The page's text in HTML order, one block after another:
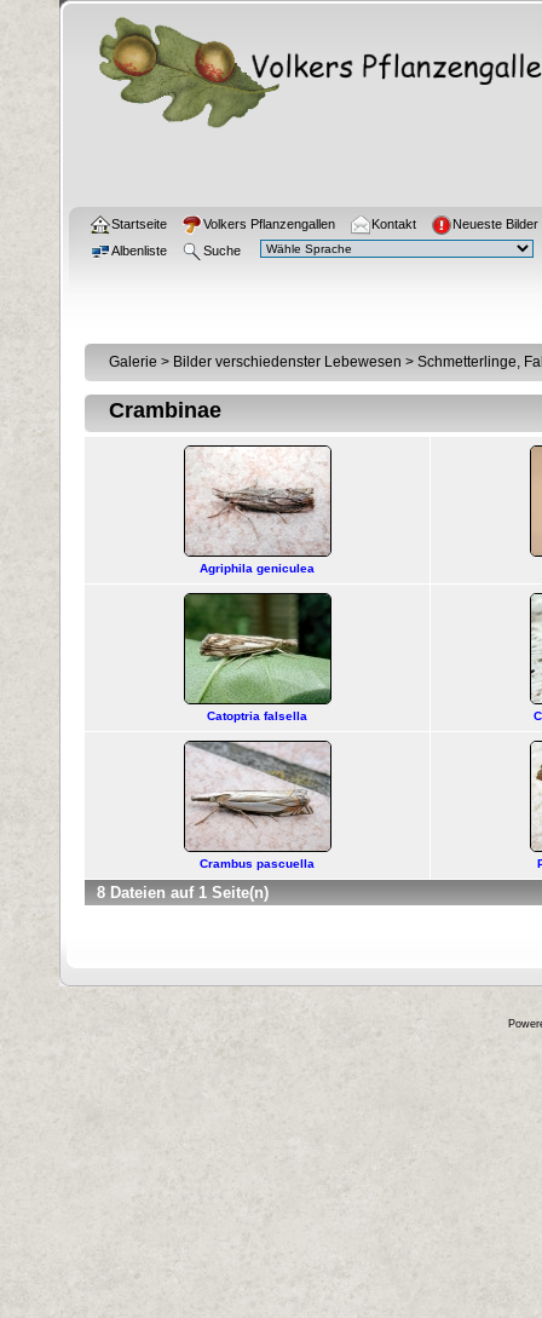
Startseite Volkers Pflanzengallen Kontakt
Neueste Bilder
Albenliste
Suche
Galerie > Bilder verschiedenster Lebewesen > Schmetterlinge,
Crambinae
Agriphila geniculea
Catoptria falsella
Crambus pascuella
8 Dateien auf 1 Seite(n)